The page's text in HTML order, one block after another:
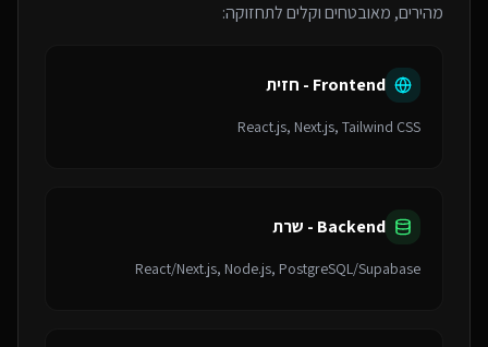
מהירים, מאובטחים וקלים לתחזוקה:
Frontend - חזית
React.js, Next.js, Tailwind CSS
Backend - שרת
React/Next.js, Node.js, PostgreSQL/Supabase